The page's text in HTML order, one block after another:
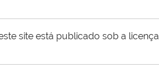
site está publicado sob a licença